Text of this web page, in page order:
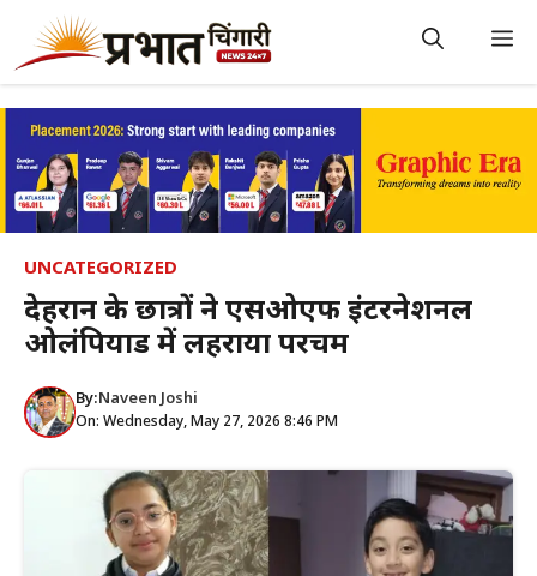
content
UNCATEGORIZED
देहरादून के छात्रों ने एसओएफ इंटरनेशनल
ओलंपियाड में लहराया परचम
By:Naveen Joshi
On: Wednesday, May 27, 2026 8:46 PM